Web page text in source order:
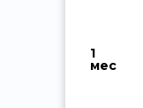
1
мес